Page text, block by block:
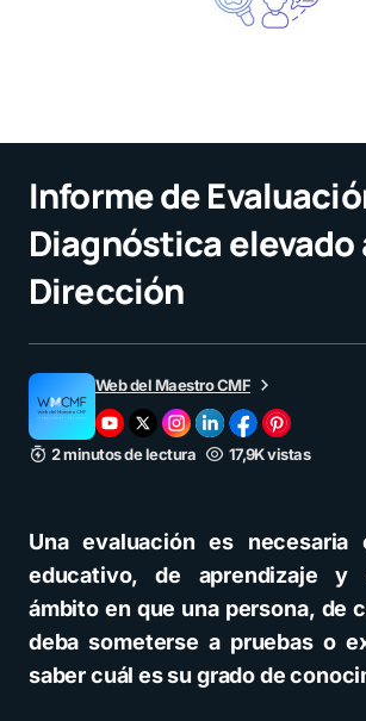
Informe de
Diagnóstica elevado
Dirección
Web del Maestro CMF
2 minutos de lectura 17,9K vistas
Una evaluación es necesaria
educativo, de aprendizaje y
ámbito en que una persona, de
deba someterse a pruebas o
saber cuál es su grado de